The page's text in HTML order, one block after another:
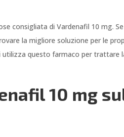
consigliata di Vardenafil 10 mg.
la migliore soluzione per le
questo farmaco per trattare
10 mg